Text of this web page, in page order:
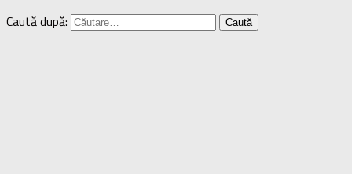
Caută după: